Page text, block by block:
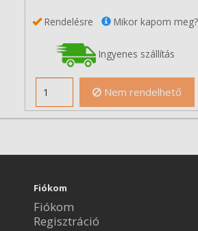
Rendelésre Mikor kapom meg?
Ingyenes szállítás
Nem rendelhető
Fiókom
Fiókom
Regisztráció